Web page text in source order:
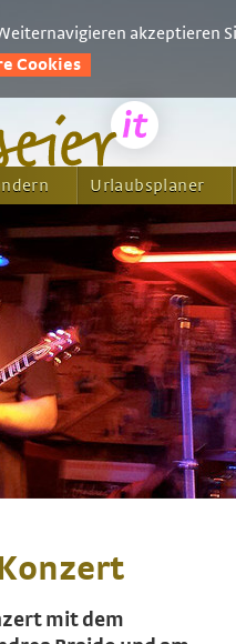
Urlaubsplaner
mit dem
akzeptieren
Cookies